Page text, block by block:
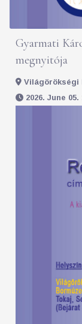
Gyarmati
megnyitója
Világörökségi
2026. June 05.